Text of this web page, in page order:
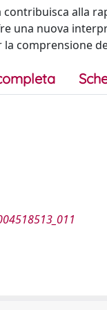
alla
una nuova
comprensione